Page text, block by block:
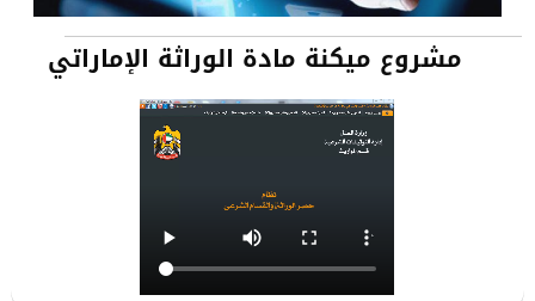
مشروع ميكنة مادة الوراثة الإماراتي